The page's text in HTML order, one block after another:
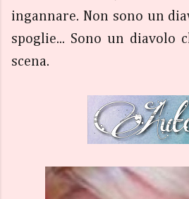
ingannare. Non sono un
spoglie... Sono un diavolo
scena.